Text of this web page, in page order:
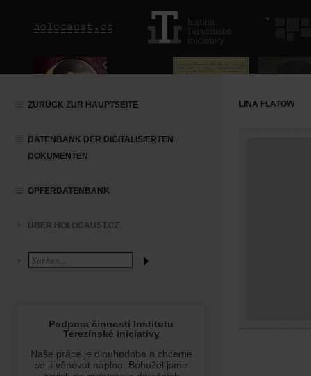
ZURÜCK ZUR HAUPTSEITE
DATENBANK DER DIGITALISIERTEN
DOKUMENTEN
OPFERDATENBANK
ÜBER HOLOCAUST.CZ
LINA FLATOW